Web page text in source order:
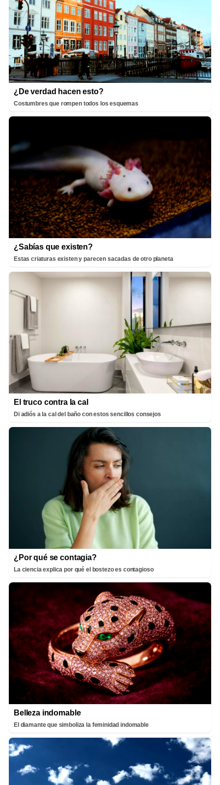
¿De verdad hacen esto?
Costumbres que rompen todos los esquemas
¿Sabías que existen?
Estas criaturas existen y parecen sacadas de otro planeta
El truco contra la cal
Di adiós a la cal del baño con estos sencillos consejos
¿Por qué se contagia?
La ciencia explica por qué el bostezo es contagioso
Belleza indomable
El diamante que simboliza la feminidad indomable